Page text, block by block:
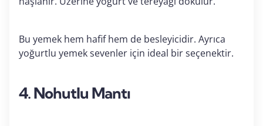
Bu yemek hem hafif hem de besleyicidir. Ayrıca
yoğurtlu yemek sevenler için ideal bir seçenektir.
4. Nohutlu Mantı